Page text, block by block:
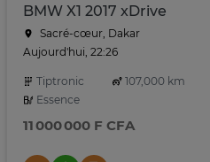
BMW X1 2017 xDrive
Sacré-cœur, Dakar
Aujourd'hui, 22:26
Tiptronic
107,000 km
Essence
11 000 000 F CFA